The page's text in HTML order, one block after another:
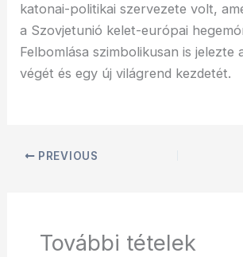
katonai-politikai szervezete volt,
a Szovjetunió kelet-európai
Felbomlása szimbolikusan is jelezte
végét és egy új világrend kezdetét.
PREVIOUS
További tételek